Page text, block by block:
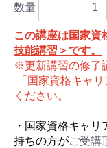
数量
この講座は国家資
技能講習＞です。
※更新講習の修了
「国家資格キャ
ください。
・国家資格キャ
持ちの方がご受講